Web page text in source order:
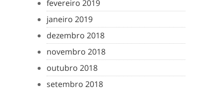
fevereiro 2019
janeiro 2019
dezembro 2018
novembro 2018
outubro 2018
setembro 2018